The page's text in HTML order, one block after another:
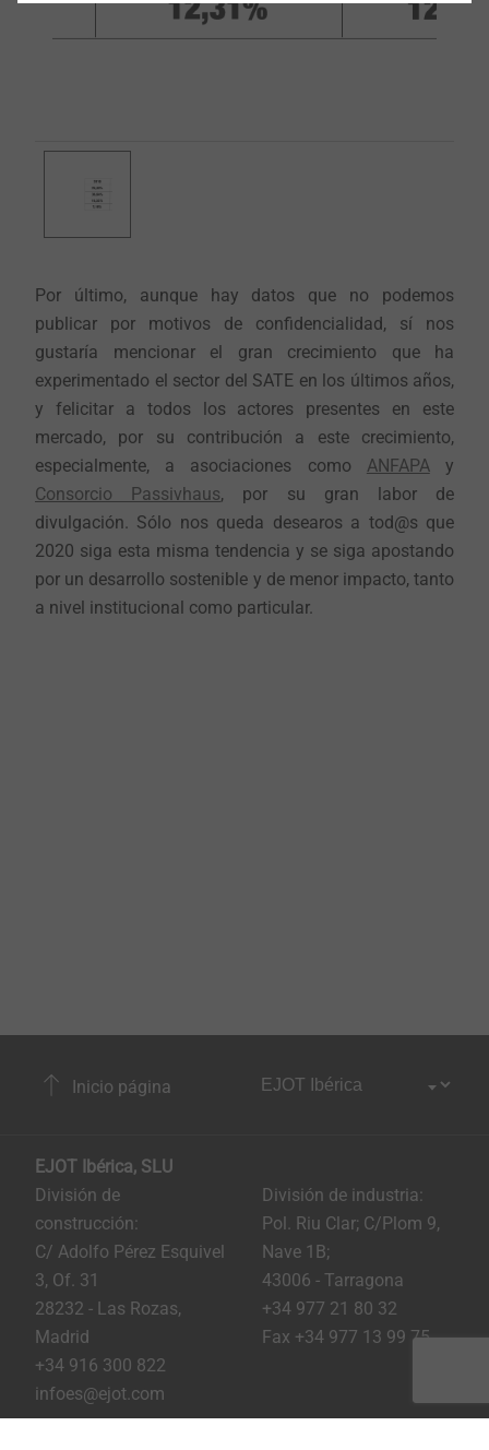
Por último, aunque hay datos que no podemos
publicar por motivos de confidencialidad, sí nos
gustaría mencionar el gran crecimiento que ha
experimentado el sector del SATE en los últimos años,
y felicitar a todos los actores presentes en este
mercado, por su contribución a este crecimiento,
especialmente, a asociaciones como ANFAPAy
Consorcio Passivhaus, por su gran labor de
divulgación. Sólo nos queda desearos a tod@s que
2020 siga esta misma tendencia y se siga apostando
por un desarrollo sostenible y de menor impacto, tanto
a nivel institucional como particular.
Inicio página
EJOT Ibérica, SLU
División de
construcción:
C/ Adolfo Pérez Esquivel
3, Of. 31
28232 - Las Rozas,
Madrid
+34 916 300 822
infoes@ejot.com
División de industria:
Pol. Riu Clar; C/Plom 9,
Nave 1B;
43006 - Tarragona
+34 977 21 80 32
Fax +34 977 13 99 75